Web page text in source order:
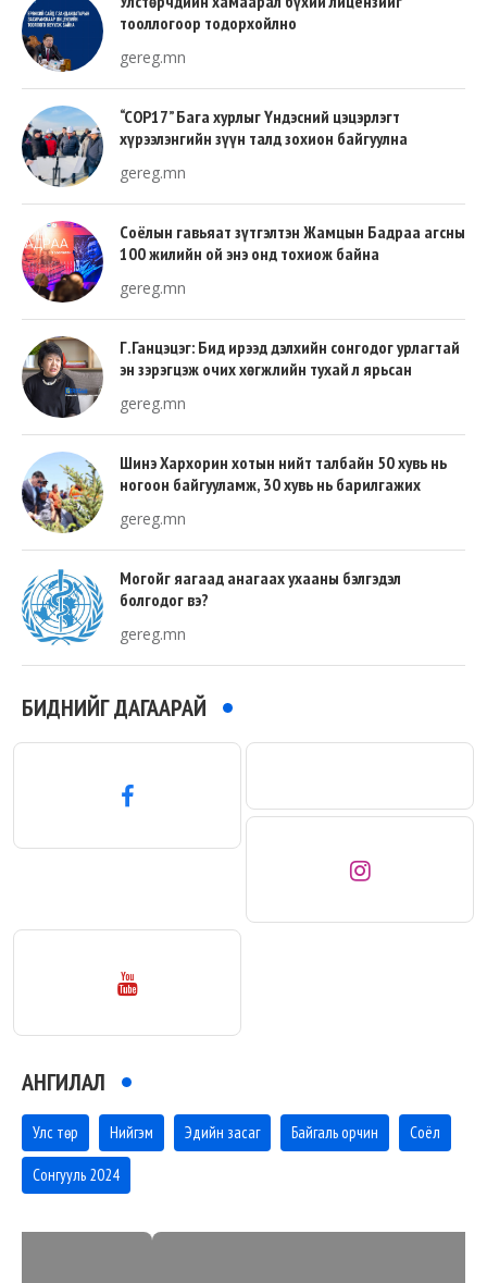
тооллогоор тодорхойлно
gereg.mn
“COP17” Бага хурлыг Үндэсний цэцэрлэгт
хүрээлэнгийн зүүн талд зохион байгуулна
gereg.mn
Соёлын гавьяат зүтгэлтэн Жамцын Бадраа агсны
100 жилийн ой энэ онд тохиож байна
gereg.mn
Г.Ганцэцэг: Бид ирээд дэлхийн сонгодог урлагтай
эн зэрэгцэж очих хөгжлийн тухай л ярьсан
gereg.mn
Шинэ Хархорин хотын нийт талбайн 50 хувь нь
ногоон байгууламж, 30 хувь нь барилгажих
gereg.mn
Могойг яагаад анагаах ухааны бэлгэдэл
болгодог вэ?
gereg.mn
БИДНИЙГ ДАГААРАЙ
АНГИЛАЛ
Улс төр Нийгэм Эдийн засаг Байгаль орчин Соёл
Сонгууль 2024